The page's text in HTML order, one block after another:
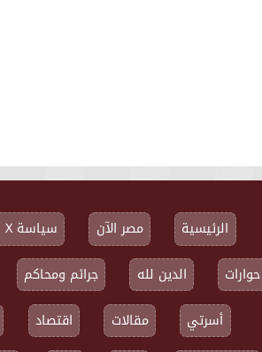
الرئيسية مصر الآن سياسة X سياسة
حوارات
الدين لله جرائم ومحاكم
أسرتي
مقالات اقتصاد